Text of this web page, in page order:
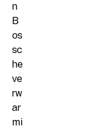
n
B
os
sc
he
ve
rw
ar
mi